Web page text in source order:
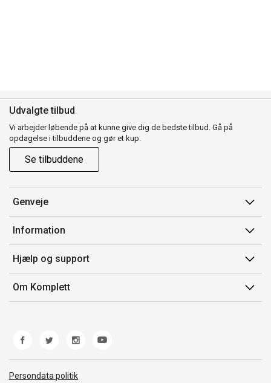
Udvalgte tilbud
Vi arbejder løbende på at kunne give dig de bedste tilbud. Gå på
opdagelse i tilbuddene og gør et kup.
Se tilbuddene
Genveje
Min side
Ordrehistorik
Gavekort
Information
Salgsbetingelser
Mærker/producent
Fortrydelsesret
Hjælp og support
Kontakt os
Kundeservice
Fejl/Mangler
Fragt og levering
Om Komplett
Persondata politik